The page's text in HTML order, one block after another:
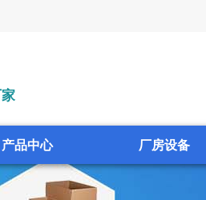
产品中心 厂房设备